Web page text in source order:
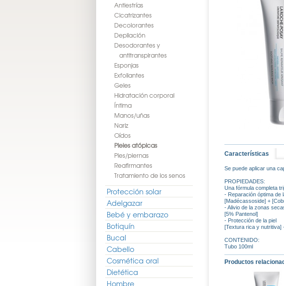
Antiestrías
Cicatrizantes
Decolorantes
Depilación
Desodorantes y
antitranspirantes
Esponjas
Exfoliantes
Geles
Hidratación corporal
Íntima
Manos/uñas
Nariz
Oídos
Pieles atópicas
Pies/piernas
Reafirmantes
Tratamiento de los senos
Protección solar
Adelgazar
Bebé y embarazo
Botiquín
Bucal
Cabello
Cosmética oral
Dietética
Hombre
Características
Se puede aplicar una
PROPIEDADES:
Una fórmula completa
- Reparación óptima de
[Madécassoside] +
- Alivio de la zonas
[5% Pantenol]
- Protección de la piel
[Textura rica y nutritiva]
CONTENIDO:
Tubo 100ml
Productos